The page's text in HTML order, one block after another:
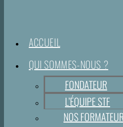
ACCUEIL
QUI SOMMES-NOUS ?
FONDATEUR
L’ÉQUIPE STF
NOS